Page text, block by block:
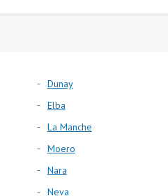
Dunay
Elba
La Manche
Moero
Nara
Neva